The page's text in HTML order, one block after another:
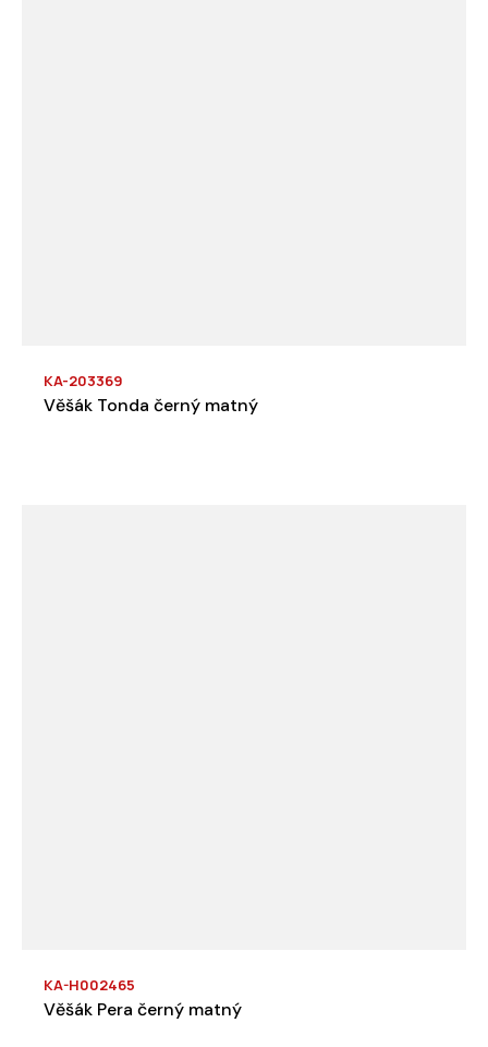
KA-203369
Věšák Tonda černý matný
KA-H002465
Věšák Pera černý matný